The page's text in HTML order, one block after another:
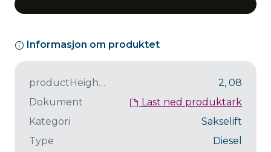
Informasjon om produktet
productHeightWithoutRailing
2, 08
Dokument
Last ned produktark
Kategori
Sakselift
Type
Diesel